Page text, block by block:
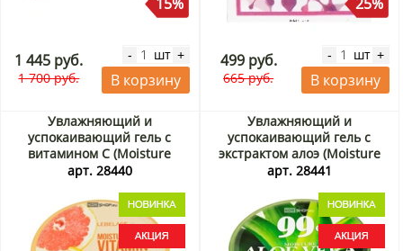
15%
1 445 руб.
1 700 руб.
- шт +
В корзину
25%
499 руб.
665 руб.
- шт +
В корзину
Увлажняющий и
успокаивающий гель с
витамином С (Moisture
Vitamin Soothing Gel)
Акция
арт. 28440
Увлажняющий и
успокаивающий гель с
экстрактом алоэ (Moisture
Aloe Vera Soothing Gel)
Акция
арт. 28441